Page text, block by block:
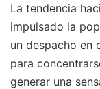
La tendencia
impulsado la
un despacho en
para
generar una